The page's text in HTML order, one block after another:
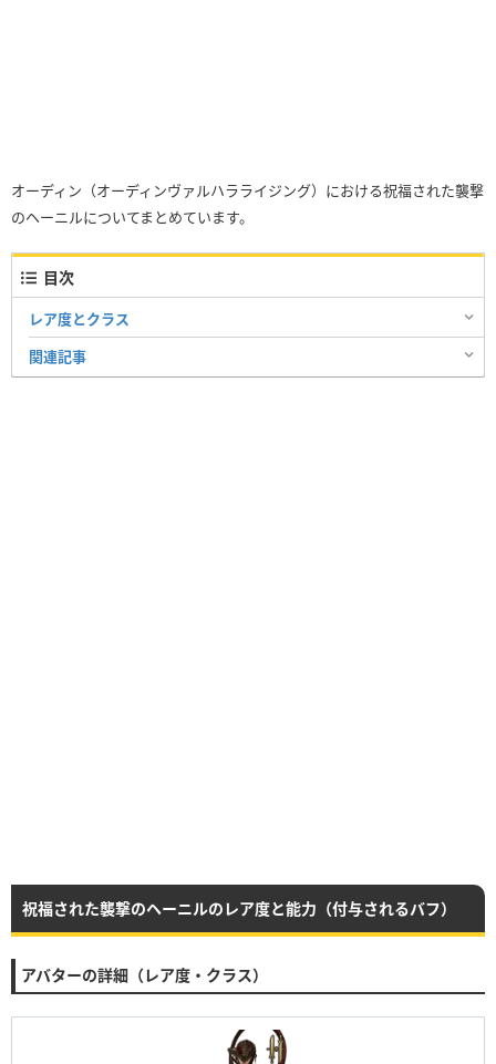
オーディン（オーディンヴァルハラライジング）における祝福された襲撃
のヘーニルについてまとめています。
目次
レア度とクラス
関連記事
祝福された襲撃のヘーニルのレア度と能力（付与されるバフ）
アバターの詳細（レア度・クラス）